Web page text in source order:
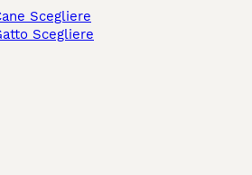
Scegliere
Scegliere